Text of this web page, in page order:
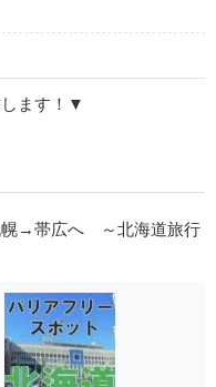
ます！▼
幌→帯広へ ～北海道旅行